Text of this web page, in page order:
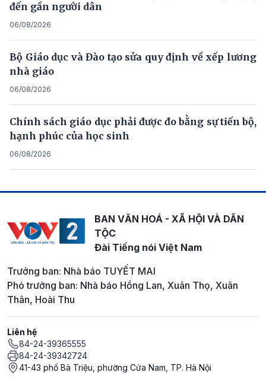
đến gần người dân
06/08/2026
Bộ Giáo dục và Đào tạo sửa quy định về xếp lương
nhà giáo
06/08/2026
Chính sách giáo dục phải được đo bằng sự tiến bộ,
hạnh phúc của học sinh
06/08/2026
BAN VĂN HOÁ - XÃ HỘI VÀ DÂN
TỘC
Đài Tiếng nói Việt Nam
Trưởng ban: Nhà báo TUYẾT MAI
Phó trưởng ban: Nhà báo Hồng Lan, Xuân Thọ, Xuân
Thân, Hoài Thu
Liên hệ
84-24-39365555
84-24-39342724
41-43 phố Bà Triệu, phường Cửa Nam, TP. Hà Nội